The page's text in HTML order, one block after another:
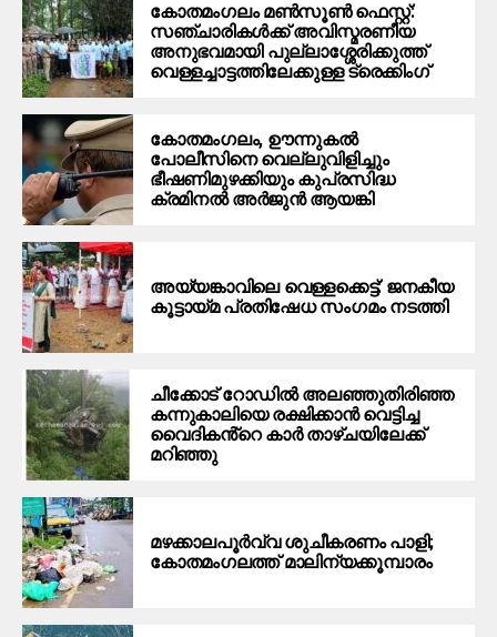
കോതമംഗലം മൺസൂൺ ഫെസ്റ്റ്:
സഞ്ചാരികൾക്ക് അവിസ്മരണീയ
അനുഭവമായി പുല്ലാശ്ശേരിക്കുത്ത്
വെള്ളച്ചാട്ടത്തിലേക്കുള്ള ട്രെക്കിംഗ്
കോതമംഗലം, ഊന്നുകൽ
പോലീസിനെ വെല്ലുവിളിച്ചും
ഭീഷണിമുഴക്കിയും കുപ്രസിദ്ധ
ക്രമിനല്‍ അര്‍ജുന്‍ ആയങ്കി
അയ്യങ്കാവിലെ വെള്ളക്കെട്ട്: ജനകീയ
കൂട്ടായ്മ പ്രതിഷേധ സംഗമം നടത്തി
ചീക്കോട് റോഡിൽ അലഞ്ഞുതിരിഞ്ഞ
കന്നുകാലിയെ രക്ഷിക്കാൻ വെട്ടിച്ച
വൈദികൻ്റെ കാർ താഴ്ചയിലേക്ക്
മറിഞ്ഞു
മഴക്കാലപൂർവ്വ ശുചീകരണം പാളി;
കോതമംഗലത്ത് മാലിന്യക്കൂമ്പാരം